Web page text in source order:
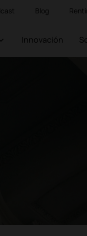
Blog
Innovación